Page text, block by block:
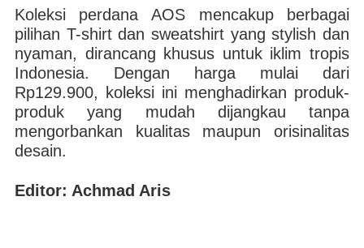
Koleksi perdana AOS mencakup berbagai
pilihan T-shirt dan sweatshirt yang stylish dan
nyaman, dirancang khusus untuk iklim tropis
Indonesia. Dengan harga mulai dari
Rp129.900, koleksi ini menghadirkan produk-
produk yang mudah dijangkau tanpa
mengorbankan kualitas maupun orisinalitas
desain.
Editor: Achmad Aris